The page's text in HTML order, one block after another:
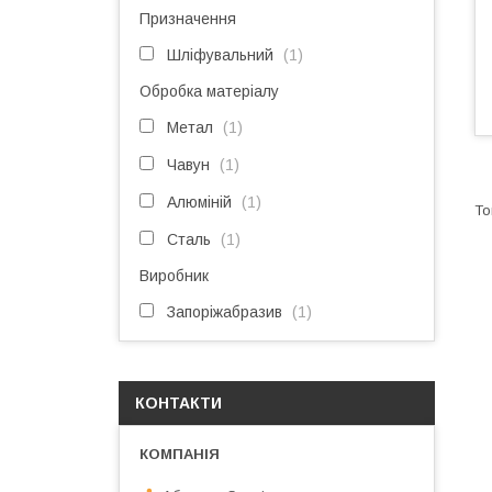
Призначення
Шліфувальний 1
Обробка матеріалу
Метал 1
Чавун 1
Алюміній 1
Сталь 1
Виробник
Запоріжабразив 1
КОНТАКТИ